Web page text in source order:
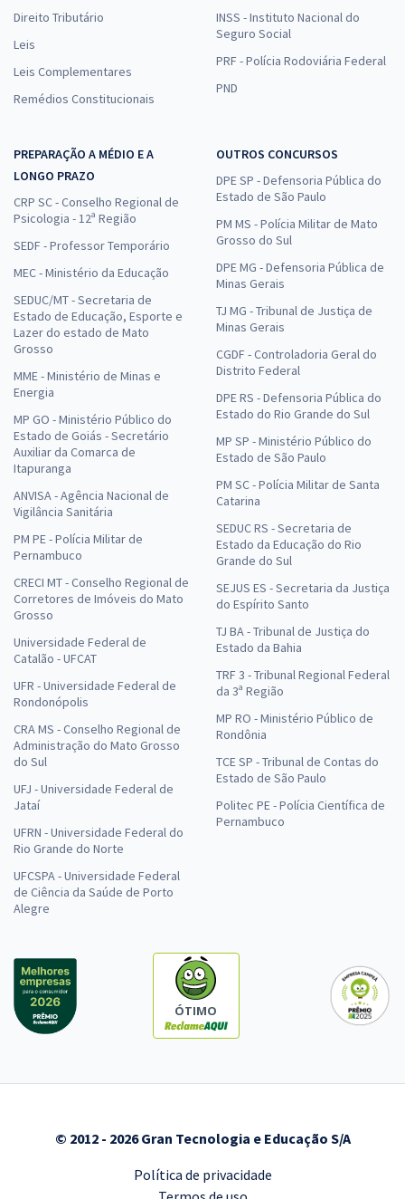
Direito Tributário
Leis
Leis Complementares
Remédios Constitucionais
INSS - Instituto Nacional do
Seguro Social
PRF - Polícia Rodoviária Federal
PND
PREPARAÇÃO A MÉDIO E A
LONGO PRAZO
CRP SC - Conselho Regional de
Psicologia - 12ª Região
SEDF - Professor Temporário
MEC - Ministério da Educação
SEDUC/MT - Secretaria de
Estado de Educação, Esporte e
Lazer do estado de Mato
Grosso
MME - Ministério de Minas e
Energia
MP GO - Ministério Público do
Estado de Goiás - Secretário
Auxiliar da Comarca de
Itapuranga
ANVISA - Agência Nacional de
Vigilância Sanitária
PM PE - Polícia Militar de
Pernambuco
CRECI MT - Conselho Regional de
Corretores de Imóveis do Mato
Grosso
Universidade Federal de
Catalão - UFCAT
UFR - Universidade Federal de
Rondonópolis
CRA MS - Conselho Regional de
Administração do Mato Grosso
do Sul
UFJ - Universidade Federal de
Jataí
UFRN - Universidade Federal do
Rio Grande do Norte
UFCSPA - Universidade Federal
de Ciência da Saúde de Porto
Alegre
OUTROS CONCURSOS
DPE SP - Defensoria Pública do
Estado de São Paulo
PM MS - Polícia Militar de Mato
Grosso do Sul
DPE MG - Defensoria Pública de
Minas Gerais
TJ MG - Tribunal de Justiça de
Minas Gerais
CGDF - Controladoria Geral do
Distrito Federal
DPE RS - Defensoria Pública do
Estado do Rio Grande do Sul
MP SP - Ministério Público do
Estado de São Paulo
PM SC - Polícia Militar de Santa
Catarina
SEDUC RS - Secretaria de
Estado da Educação do Rio
Grande do Sul
SEJUS ES - Secretaria da Justiça
do Espírito Santo
TJ BA - Tribunal de Justiça do
Estado da Bahia
TRF 3 - Tribunal Regional Federal
da 3ª Região
MP RO - Ministério Público de
Rondônia
TCE SP - Tribunal de Contas do
Estado de São Paulo
Politec PE - Polícia Científica de
Pernambuco
ÓTIMO
© 2012 - 2026 Gran Tecnologia e Educação S/A
Política de privacidade